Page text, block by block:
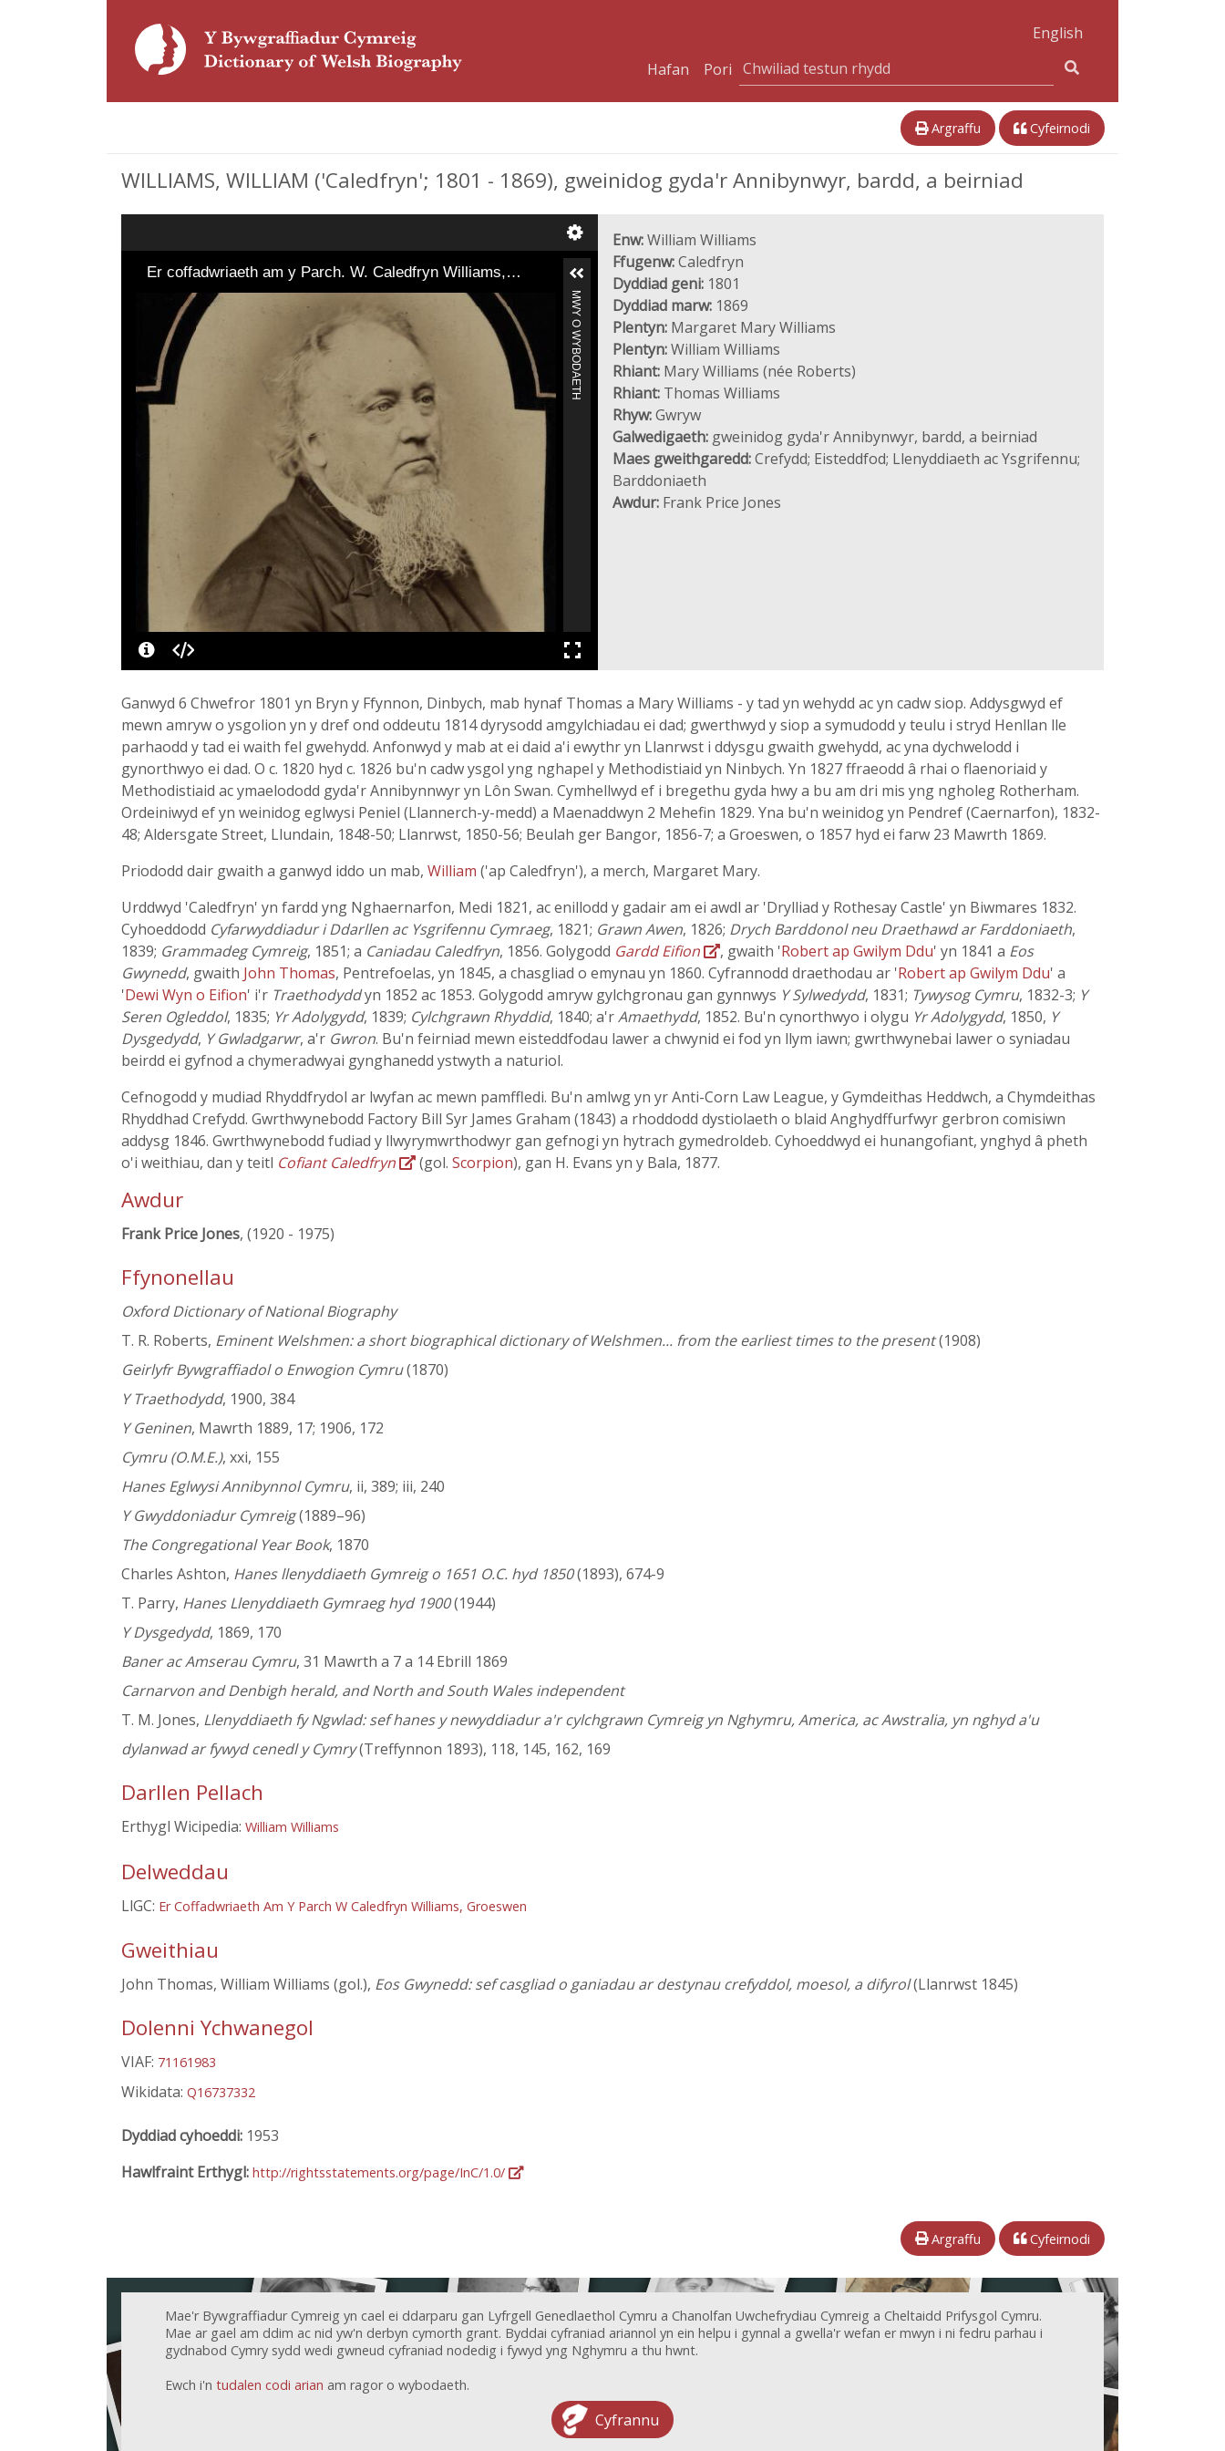
English
Hafan
Pori
Argraffu Cyfeirnodi
WILLIAMS, WILLIAM ('Caledfryn'; 1801 - 1869), gweinidog gyda'r Annibynwyr, bardd, a beirniad
Er coffadwriaeth am y Parch. W. Caledfryn Williams,…
MWY O WYBODAETH
Enw:William Williams
Ffugenw:Caledfryn
Dyddiad geni: 1801
Dyddiad marw: 1869
Plentyn: Margaret Mary Williams
Plentyn:William Williams
Rhiant: Mary Williams (née Roberts)
Rhiant: Thomas Williams
Rhyw:Gwryw
Galwedigaeth: gweinidog gyda'r Annibynwyr, bardd, a beirniad
Maes gweithgaredd:Crefydd; Eisteddfod; Llenyddiaeth ac Ysgrifennu;
Barddoniaeth
Awdur: Frank Price Jones
Ganwyd 6 Chwefror 1801 yn Bryn y Ffynnon, Dinbych, mab hynaf Thomas a Mary Williams - y tad yn wehydd ac yn cadw siop. Addysgwyd ef
mewn amryw o ysgolion yn y dref ond oddeutu 1814 dyrysodd amgylchiadau ei dad; gwerthwyd y siop a symudodd y teulu i stryd Henllan lle
parhaodd y tad ei waith fel gwehydd. Anfonwyd y mab at ei daid a'i ewythr yn Llanrwst i ddysgu gwaith gwehydd, ac yna dychwelodd i
gynorthwyo ei dad. O c. 1820 hyd c. 1826 bu'n cadw ysgol yng nghapel y Methodistiaid yn Ninbych. Yn 1827 ffraeodd â rhai o flaenoriaid y
Methodistiaid ac ymaelododd gyda'r Annibynnwyr yn Lôn Swan. Cymhellwyd ef i bregethu gyda hwy a bu am dri mis yng ngholeg Rotherham.
Ordeiniwyd ef yn weinidog eglwysi Peniel (Llannerch-y-medd) a Maenaddwyn 2 Mehefin 1829. Yna bu'n weinidog yn Pendref (Caernarfon), 1832-
48; Aldersgate Street, Llundain, 1848-50; Llanrwst, 1850-56; Beulah ger Bangor, 1856-7; a Groeswen, o 1857 hyd ei farw 23 Mawrth 1869.
Priododd dair gwaith a ganwyd iddo un mab, William ('ap Caledfryn'), a merch, Margaret Mary.
Urddwyd 'Caledfryn' yn fardd yng Nghaernarfon, Medi 1821, ac enillodd y gadair am ei awdl ar 'Drylliad y Rothesay Castle' yn Biwmares 1832.
Cyhoeddodd Cyfarwyddiadur i Ddarllen ac Ysgrifennu Cymraeg, 1821; Grawn Awen, 1826; Drych Barddonol neu Draethawd ar Farddoniaeth,
1839; Grammadeg Cymreig, 1851; a Caniadau Caledfryn, 1856. Golygodd Gardd Eifion , gwaith 'Robert ap Gwilym Ddu' yn 1841 a Eos
Gwynedd, gwaith John Thomas, Pentrefoelas, yn 1845, a chasgliad o emynau yn 1860. Cyfrannodd draethodau ar 'Robert ap Gwilym Ddu' a
'Dewi Wyn o Eifion' i'r Traethodyddyn 1852 ac 1853. Golygodd amryw gylchgronau gan gynnwys Y Sylwedydd, 1831; Tywysog Cymru, 1832-3; Y
Seren Ogleddol, 1835; Yr Adolygydd, 1839; Cylchgrawn Rhyddid, 1840; a'rAmaethydd, 1852. Bu'n cynorthwyo i olygu Yr Adolygydd, 1850, Y
Dysgedydd, Y Gwladgarwr, a'r Gwron. Bu'n feirniad mewn eisteddfodau lawer a chwynid ei fod yn llym iawn; gwrthwynebai lawer o syniadau
beirdd ei gyfnod a chymeradwyai gynghanedd ystwyth a naturiol.
Cefnogodd y mudiad Rhyddfrydol ar lwyfan ac mewn pamffledi. Bu'n amlwg yn yr Anti-Corn Law League, y Gymdeithas Heddwch, a Chymdeithas
Rhyddhad Crefydd. Gwrthwynebodd Factory Bill Syr James Graham (1843) a rhoddodd dystiolaeth o blaid Anghydffurfwyr gerbron comisiwn
addysg 1846. Gwrthwynebodd fudiad y llwyrymwrthodwyr gan gefnogi yn hytrach gymedroldeb. Cyhoeddwyd ei hunangofiant, ynghyd â pheth
o'i weithiau, dan y teitl Cofiant Caledfryn (gol. Scorpion), gan H. Evans yn y Bala, 1877.
Awdur
Frank Price Jones, (1920 - 1975)
Ffynonellau
Oxford Dictionary of National Biography
T. R. Roberts, Eminent Welshmen: a short biographical dictionary of Welshmen... from the earliest times to the present(1908)
Geirlyfr Bywgraffiadol o Enwogion Cymru(1870)
Y Traethodydd, 1900, 384
Y Geninen, Mawrth 1889, 17; 1906, 172
Cymru (O.M.E.), xxi, 155
Hanes Eglwysi Annibynnol Cymru, ii, 389; iii, 240
Y Gwyddoniadur Cymreig(1889–96)
The Congregational Year Book, 1870
Charles Ashton, Hanes llenyddiaeth Gymreig o 1651 O.C. hyd 1850(1893), 674-9
T. Parry, Hanes Llenyddiaeth Gymraeg hyd 1900(1944)
Y Dysgedydd, 1869, 170
Baner ac Amserau Cymru, 31 Mawrth a 7 a 14 Ebrill 1869
Carnarvon and Denbigh herald, and North and South Wales independent
T. M. Jones, Llenyddiaeth fy Ngwlad: sef hanes y newyddiadur a'r cylchgrawn Cymreig yn Nghymru, America, ac Awstralia, yn nghyd a'u
dylanwad ar fywyd cenedl y Cymry(Treffynnon 1893), 118, 145, 162, 169
Darllen Pellach
Erthygl Wicipedia: William Williams
Delweddau
LlGC: Er Coffadwriaeth Am Y Parch W Caledfryn Williams, Groeswen
Gweithiau
John Thomas, William Williams (gol.), Eos Gwynedd: sef casgliad o ganiadau ar destynau crefyddol, moesol, a difyrol(Llanrwst 1845)
Dolenni Ychwanegol
VIAF: 71161983
Wikidata: Q16737332
Dyddiad cyhoeddi: 1953
Hawlfraint Erthygl: http://rightsstatements.org/page/InC/1.0/
Argraffu Cyfeirnodi
Mae'r Bywgraffiadur Cymreig yn cael ei ddarparu gan Lyfrgell Genedlaethol Cymru a Chanolfan Uwchefrydiau Cymreig a Cheltaidd Prifysgol Cymru.
Mae ar gael am ddim ac nid yw'n derbyn cymorth grant. Byddai cyfraniad ariannol yn ein helpu i gynnal a gwella'r wefan er mwyn i ni fedru parhau i
gydnabod Cymry sydd wedi gwneud cyfraniad nodedig i fywyd yng Nghymru a thu hwnt.
Ewch i'n tudalen codi arian am ragor o wybodaeth.
Cyfrannu